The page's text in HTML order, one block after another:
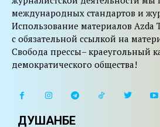
международных стандартов и
Использование материалов Azda
с обязательной ссылкой на
Свобода прессы– краеугольный
демократического общества!
ДУШАНБЕ